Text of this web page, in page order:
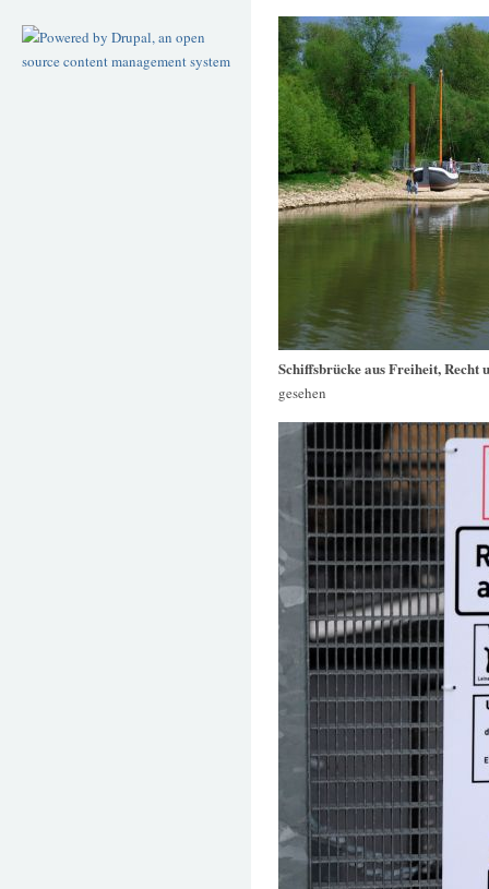
Schiffsbrücke aus Freiheit, Recht
gesehen